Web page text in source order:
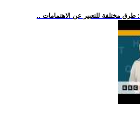
طرق مختلفة للتعبير عن الاهتمامات